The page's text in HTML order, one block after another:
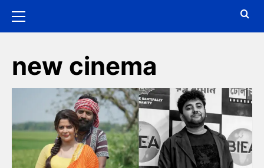
new cinema